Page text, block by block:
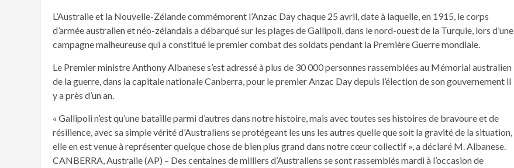
L’Australie et la Nouvelle-Zélande commémorent l’Anzac Day chaque 25 avril, date à laquelle, en 1915, le corps
d’armée australien et néo-zélandais a débarqué sur les plages de Gallipoli, dans le nord-ouest de la Turquie, lors d’une
campagne malheureuse qui a constitué le premier combat des soldats pendant la Première Guerre mondiale.
Le Premier ministre Anthony Albanese s’est adressé à plus de 30 000 personnes rassemblées au Mémorial australien
de la guerre, dans la capitale nationale Canberra, pour le premier Anzac Day depuis l’élection de son gouvernement il
y a près d’un an.
« Gallipoli n’est qu’une bataille parmi d’autres dans notre histoire, mais avec toutes ses histoires de bravoure et de
résilience, avec sa simple vérité d’Australiens se protégeant les uns les autres quelle que soit la gravité de la situation,
elle en est venue à représenter quelque chose de bien plus grand dans notre cœur collectif », a déclaré M. Albanese.
CANBERRA, Australie (AP) – Des centaines de milliers d’Australiens se sont rassemblés mardi à l’occasion de